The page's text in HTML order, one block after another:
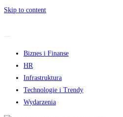
Skip to content
Biznes i Finanse
HR
Infrastruktura
Technologie i Trendy
Wydarzenia